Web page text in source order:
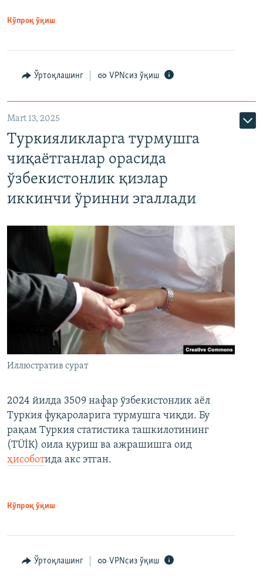
Кўпроқ ўқиш
Ўртоқлашинг VPNсиз ўқиш
Mart 13, 2025
Туркияликларга турмушга
чиқаётганлар орасида
ўзбекистонлик қизлар
иккинчи ўринни эгаллади
Иллюстратив сурат
2024 йилда 3509 нафар ўзбекистонлик аёл
Туркия фуқароларига турмушга чиқди. Бу
рақам Туркия статистика ташкилотининг
(ТÜİК) оила қуриш ва ажрашишга оид
ҳисоботида акс этган.
Кўпроқ ўқиш
Ўртоқлашинг VPNсиз ўқиш